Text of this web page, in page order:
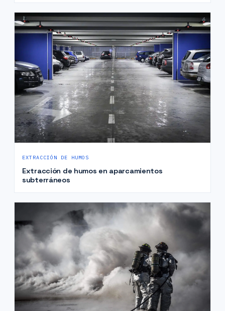
EXTRACCIÓN DE HUMOS
Extracción de humos en aparcamientos
subterráneos